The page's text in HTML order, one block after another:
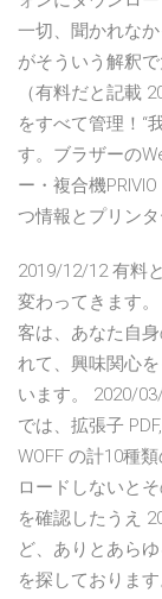
一切、聞かれな
がそういう解釈
（有料だと記載
をすべて管理！“
す。ブラザーの
ー・複合機
つ情報とプリン
2019/12/12 有料
変わってきます
客は、あなた自
れて、興味関心
います。 2020/
では、拡張子
WOFF の計10種
ロードしないと
を確認したうえ
ど、ありとあら
を探しておりま